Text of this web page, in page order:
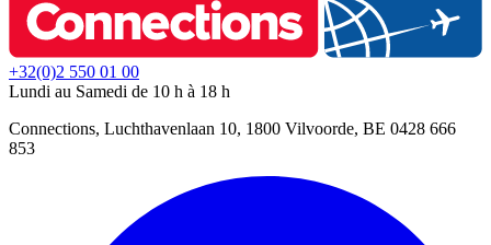
+32(0)2 550 01 00
Lundi au Samedi de 10 h à 18 h
Connections, Luchthavenlaan 10, 1800 Vilvoorde, BE 0428 666
853